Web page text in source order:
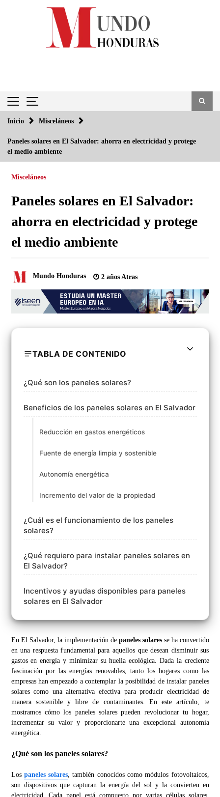
Inicio Misceláneos
Paneles solares en El Salvador: ahorra en electricidad y protege
el medio ambiente
Misceláneos
Paneles solares en El Salvador:
ahorra en electricidad y protege
el medio ambiente
Mundo Honduras 2 años Atras
TABLA DE CONTENIDO
¿Qué son los paneles solares?
Beneficios de los paneles solares en El Salvador
Reducción en gastos energéticos
Fuente de energía limpia y sostenible
Autonomía energética
Incremento del valor de la propiedad
¿Cuál es el funcionamiento de los paneles
solares?
¿Qué requiero para instalar paneles solares en
El Salvador?
Incentivos y ayudas disponibles para paneles
solares en El Salvador
En El Salvador, la implementación de paneles solaresse ha convertido
en una respuesta fundamental para aquellos que desean disminuir sus
gastos en energía y minimizar su huella ecológica. Dada la creciente
fascinación por las energías renovables, tanto los hogares como las
empresas han empezado a contemplar la posibilidad de instalar paneles
solares como una alternativa efectiva para producir electricidad de
manera sostenible y libre de contaminantes. En este artículo, te
mostramos cómo los paneles solares pueden revolucionar tu hogar,
incrementar su valor y proporcionarte una excepcional autonomía
energética.
¿Qué son los paneles solares?
Los paneles solares, también conocidos como módulos fotovoltaicos,
son dispositivos que capturan la energía del sol y la convierten en
electricidad. Cada panel está compuesto por varias células solares,